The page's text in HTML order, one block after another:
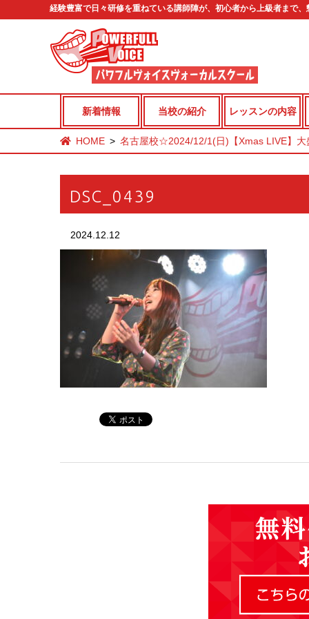
経験豊富で日々研修を重ねている講師陣が、初心者から上級者まで
新着情報 当校の紹介 レッスンの内容
HOME 名古屋校☆2024/12/1(日)【Xmas LIVE】大
DSC_0439
2024.12.12